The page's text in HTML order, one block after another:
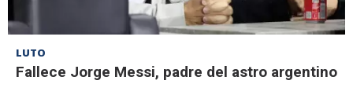
LUTO
Fallece Jorge Messi, padre del astro argentino